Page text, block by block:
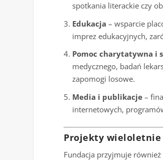
spotkania literackie czy
Edukacja – wsparcie
imprez edukacyjnych,
Pomoc charytatywna i
medycznego, badań
zapomogi losowe.
Media i publikacje –
internetowych,
Projekty wieloletnie
Fundacja przyjmuje